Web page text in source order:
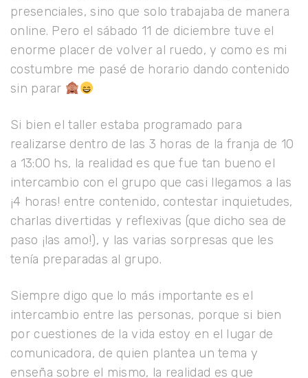
presenciales, sino que solo trabajaba de manera
online. Pero el sábado 11 de diciembre tuve el
enorme placer de volver al ruedo, y como es mi
costumbre me pasé de horario dando contenido
sin parar
Si bien el taller estaba programado para
realizarse dentro de las 3 horas de la franja de 10
a 13:00 hs, la realidad es que fue tan bueno el
intercambio con el grupo que casi llegamos a las
¡4 horas! entre contenido, contestar inquietudes,
charlas divertidas y reflexivas (que dicho sea de
paso ¡las amo!), y las varias sorpresas que les
tenía preparadas al grupo.
Siempre digo que lo más importante es el
intercambio entre las personas, porque si bien
por cuestiones de la vida estoy en el lugar de
comunicadora, de quien plantea un tema y
enseña sobre el mismo, la realidad es que